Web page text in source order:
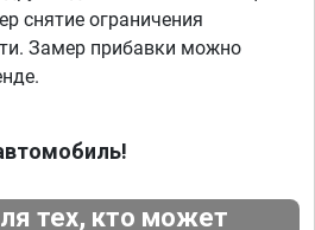
снятие ограничения
Замер прибавки можно
тех, кто может